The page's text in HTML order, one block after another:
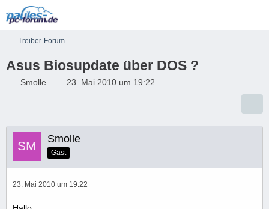
Treiber-Forum
Asus Biosupdate über DOS ?
Smolle 23. Mai 2010 um 19:22
Smolle
Gast
23. Mai 2010 um 19:22